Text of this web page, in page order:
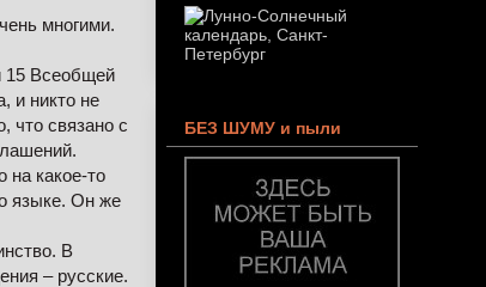
многими.
15 Всеобщей
и никто не
что связано с
на какое-то
языке. Он же
В
– русские.
БЕЗ ШУМУ и пыли